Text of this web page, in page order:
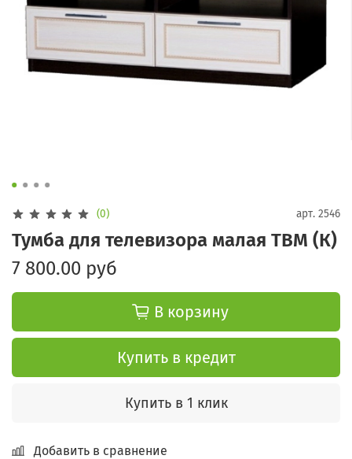
(0) арт. 2546
Тумба для телевизора малая ТВМ (К)
7 800.00 руб
В корзину
Купить в кредит
Купить в 1 клик
Добавить в сравнение